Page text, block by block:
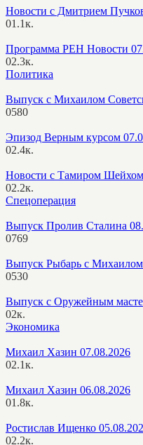
Новости с Дмитрием
01.1к.
Программа РЕН Новости
02.3к.
Политика
Выпуск с Михаилом
0580
Эпизод Верным курсом
02.4к.
Новости с Тамиром
02.2к.
Спецоперация
Выпуск Пролив Сталина
0769
Выпуск Рыбарь с
0530
Выпуск с Оружейным
02к.
Экономика
Михаил Хазин 07.08.2026
02.1к.
Михаил Хазин 06.08.2026
01.8к.
Ростислав Ищенко
02.2к.